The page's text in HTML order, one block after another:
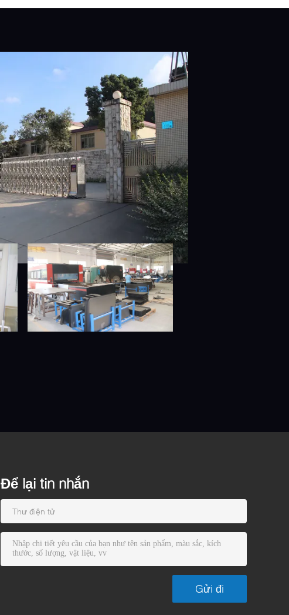
Để lại tin nhắn